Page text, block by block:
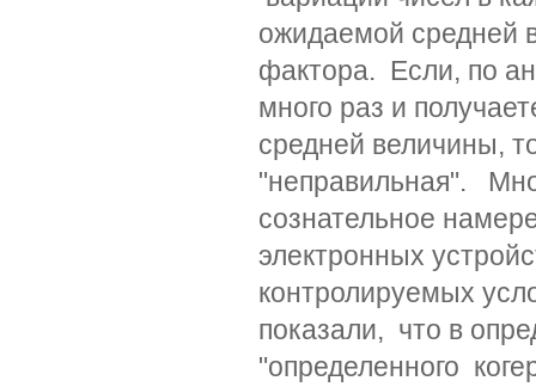
ожидаемой средней
фактора. Если, по
много раз и
средней величины,
"неправильная".
сознательное
электронных
контролируемых
показали, что в
"определенного